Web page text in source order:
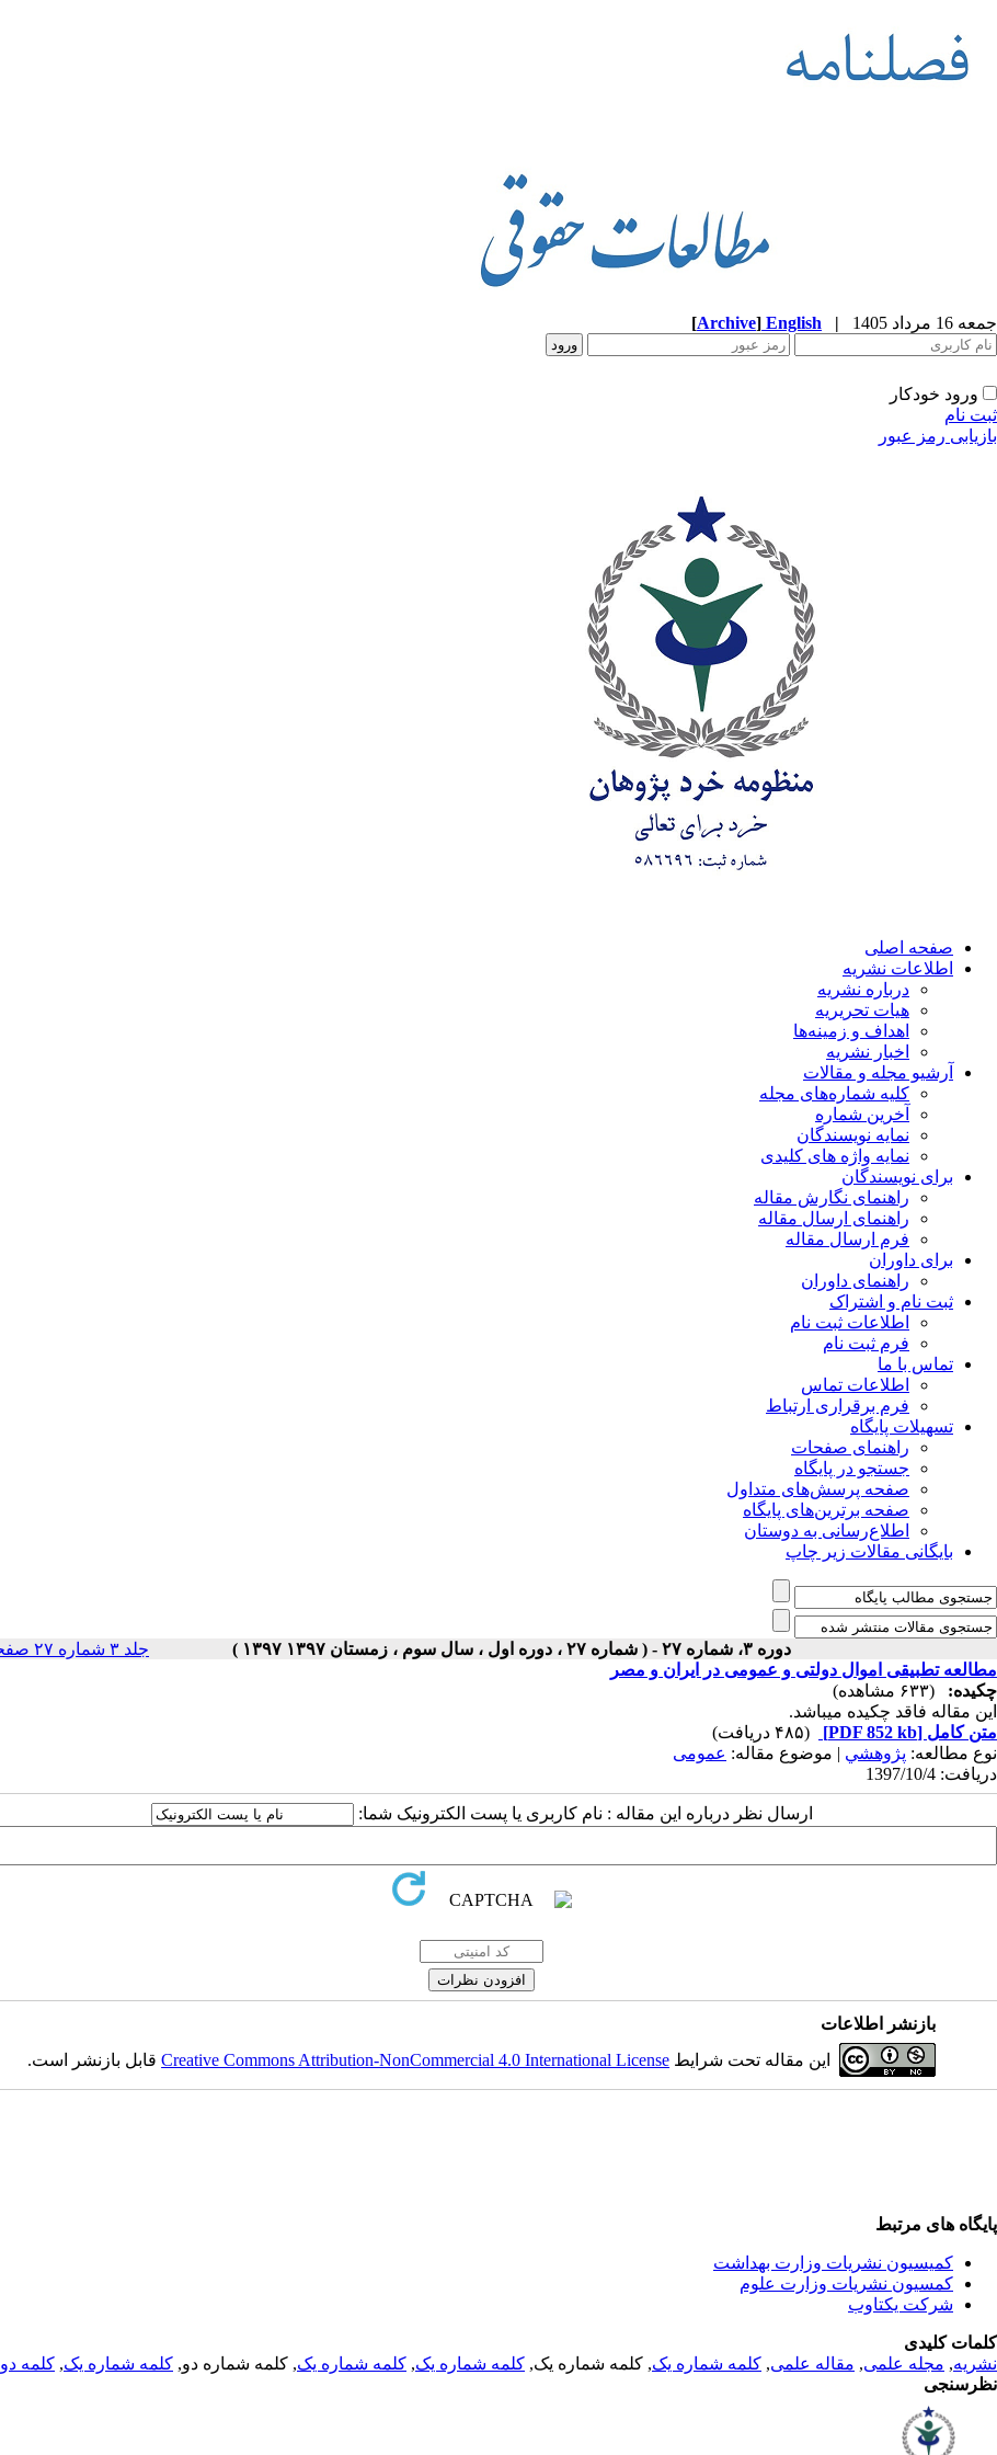
جمعه 16 مرداد 1405 |
English
[Archive]
ورود خودکار
ثبت نام
بازیابی رمز عبور
صفحه اصلی
اطلاعات نشریه
درباره نشریه
هیات تحریریه
اهداف و زمینه‌ها
اخبار نشریه
آرشیو مجله و مقالات
کلیه شماره‌های مجله
آخرین شماره
نمایه نویسندگان
نمایه واژه های کلیدی
برای نویسندگان
راهنمای نگارش مقاله
راهنمای ارسال مقاله
فرم ارسال مقاله
برای داوران
راهنمای داوران
ثبت نام و اشتراک
اطلاعات ثبت نام
فرم ثبت نام
تماس با ما
اطلاعات تماس
فرم برقراری ارتباط
تسهیلات پایگاه
راهنمای صفحات
جستجو در پایگاه
صفحه پرسش‌های متداول
صفحه برترین‌های پایگاه
اطلاع‌رسانی به دوستان
بایگانی مقالات زیر چاپ
دوره ۳، شماره ۲۷ - ( شماره ۲۷ ، دوره اول ، سال سوم ، زمستان ۱۳۹۷ ۱۳۹۷ ) جلد ۳ شماره ۲۷ صفحات ۵-۱
مطالعه تطبیقی اموال دولتی و عمومی در ایران و مصر
چکیده:
(۶۳۳ مشاهده)
این مقاله فاقد چکیده می​باشد.
متن کامل [PDF 852 kb]
(۴۸۵ دریافت)
نوع مطالعه: پژوهشي | موضوع مقاله: عمومى
دریافت: 1397/10/4
ارسال نظر درباره این مقاله : نام کاربری یا پست الکترونیک شما:
بازنشر اطلاعات
این مقاله تحت شرایط Creative Commons Attribution-NonCommercial 4.0 International Licenseقابل بازنشر است.
پایگاه های مرتبط
کمیسیون نشریات وزارت بهداشت
کمسیون نشریات وزارت علوم
شرکت یکتاوب
کلمات کلیدی
نشریه, مجله علمی, مقاله علمی, کلمه شماره یک, کلمه شماره یک, کلمه شماره یک, کلمه شماره یک, کلمه شماره دو, کلمه شماره یک, کلمه دو
نظرسنجی